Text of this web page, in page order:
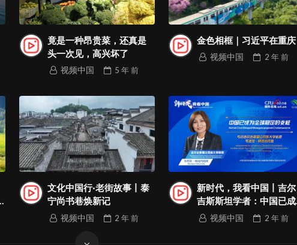
竟是一种昂贵菜，还真是
头一次见，高兴坏了
视频中国 5 年前
金色相框｜习近平在重庆
视频中国 2 年前
文化中国行·老街故事丨泰
宁尚书巷焕新记
视频中国 2 年前
新时代，我看中国丨吉尔
吉斯斯坦学者：中国已成
为全球稳定的支柱
视频中国 2 年前